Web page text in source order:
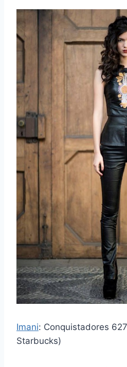
Imani: Conquistadores
Starbucks)